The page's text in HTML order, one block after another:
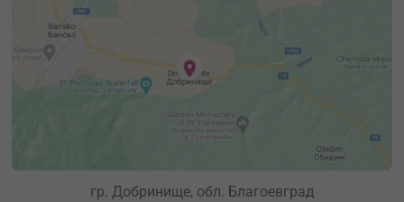
гр. Добринище, обл. Благоевград